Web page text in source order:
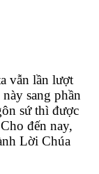
vẫn lần lượt
sang phần
sứ thì được
đến nay,
Lời Chúa